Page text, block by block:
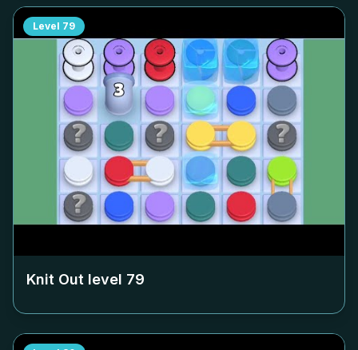
Level 79
Knit Out level 79